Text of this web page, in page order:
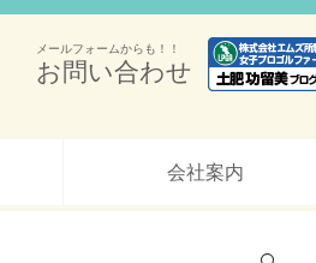
お問い合わせ
メールフォームからも！！
会社案内